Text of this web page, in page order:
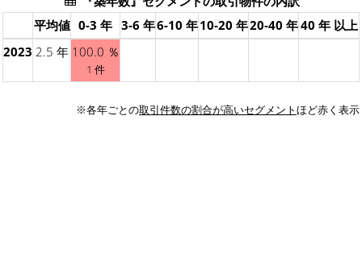
平均値 0-3 年 3-6 年6-10 年10-20 年20-40 年40 年 以上
2023 2.5 年 100.0 ％
1 件
※各年ごとの取引件数の割合が高いセグメントほど赤く表示